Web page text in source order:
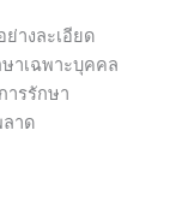
างละเอียด
าเฉพาะบุคคล
ารรักษา
าด